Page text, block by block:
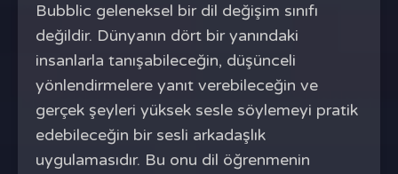
Bubblic geleneksel bir dil değişim sınıfı
değildir. Dünyanın dört bir yanındaki
insanlarla tanışabileceğin, düşünceli
yönlendirmelere yanıt verebileceğin ve
gerçek şeyleri yüksek sesle söylemeyi pratik
edebileceğin bir sesli arkadaşlık
uygulamasıdır. Bu onu dil öğrenmenin